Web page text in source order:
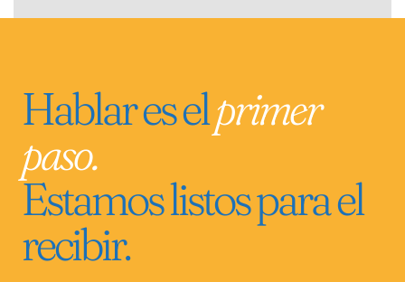
Hablar es elprimer
paso.
Estamos listos para el
recibir.